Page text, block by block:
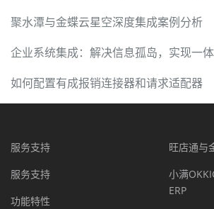
聚水潭与金蝶云星空深度集成案例分析
企业系统集成：解决信息孤岛，实现一
如何配置有成报销连接器和请求适配器
服务支持
服务支持
功能特性
旺店通与
小满
ERP